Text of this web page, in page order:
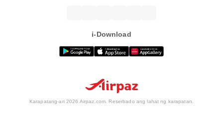
i-Download
Karapatang-ari 2026 Airpaz.com. Reserbado ang lahat ng karapatan.